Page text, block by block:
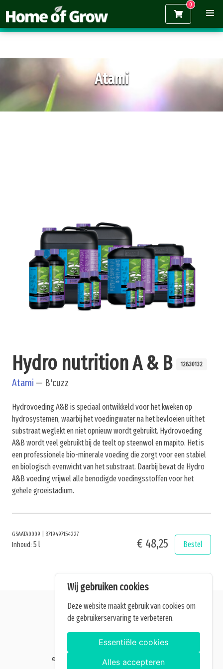
Gratis verzending vanaf €150,-
Atami
Hydro nutrition A & B 12830132
Atami — B'cuzz
Hydrovoeding A&B is speciaal ontwikkeld voor het kweken op
hydrosystemen, waarbij het voedingwater na het bevloeien uit het
substraat weglekt en niet opnieuw wordt gebruikt. Hydrovoeding
A&B wordt veel gebruikt bij de teelt op steenwol en mapito. Het is
een professionele bio-minerale voeding die zorgt voor een stabiel
en biologisch evenwicht van het substraat. Daarbij bevat de Hydro
A&B voeding vrijwel alle benodigde voedingsstoffen voor het
gehele groeistadium.
GSAATA0009 8719497154227
Inhoud: 5 l € 48,25 Bestel
Alle getoonde prijzen zijn incl. BTW.
Algemene Voorwaarden
Manage cookies
©2026 Home of Grow — Alle rechten voorbehouden.
Wij gebruiken cookies
Deze website maakt gebruik van cookies om
de gebruikerservaring te verbeteren.
Essentiële cookies
Alles accepteren